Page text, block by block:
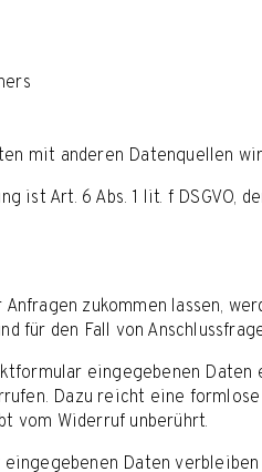
mit anderen Datenquellen
ist Art. 6 Abs. 1 lit. f
zukommen lassen,
für den Fall von
eingegebenen Daten
Dazu reicht eine
vom Widerruf unberührt.
Daten